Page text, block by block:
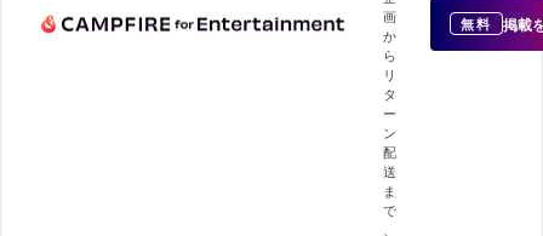
画
か
ら
リ
タ
ー
ン
配
送
ま
で
無料 掲載